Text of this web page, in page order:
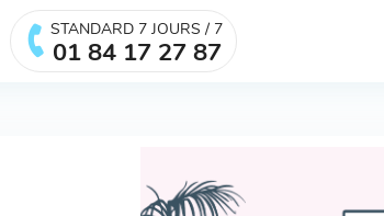
STANDARD 7 JOURS / 7
01 84 17 27 87